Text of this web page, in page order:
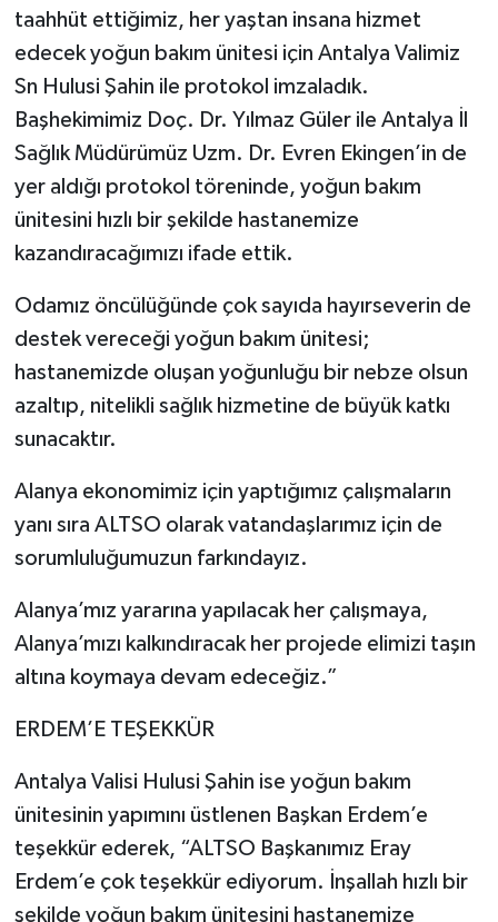
taahhüt ettiğimiz, her yaştan insana hizmet
edecek yoğun bakım ünitesi için Antalya Valimiz
Sn Hulusi Şahin ile protokol imzaladık.
Başhekimimiz Doç. Dr. Yılmaz Güler ile Antalya İl
Sağlık Müdürümüz Uzm. Dr. Evren Ekingen’in de
yer aldığı protokol töreninde, yoğun bakım
ünitesini hızlı bir şekilde hastanemize
kazandıracağımızı ifade ettik.
Odamız öncülüğünde çok sayıda hayırseverin de
destek vereceği yoğun bakım ünitesi;
hastanemizde oluşan yoğunluğu bir nebze olsun
azaltıp, nitelikli sağlık hizmetine de büyük katkı
sunacaktır.
Alanya ekonomimiz için yaptığımız çalışmaların
yanı sıra ALTSO olarak vatandaşlarımız için de
sorumluluğumuzun farkındayız.
Alanya’mız yararına yapılacak her çalışmaya,
Alanya’mızı kalkındıracak her projede elimizi taşın
altına koymaya devam edeceğiz.”
ERDEM’E TEŞEKKÜR
Antalya Valisi Hulusi Şahin ise yoğun bakım
ünitesinin yapımını üstlenen Başkan Erdem’e
teşekkür ederek, “ALTSO Başkanımız Eray
Erdem’e çok teşekkür ediyorum. İnşallah hızlı bir
şekilde yoğun bakım ünitesini hastanemize